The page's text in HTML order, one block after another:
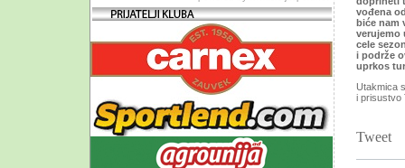
vođena
biće nam
verujemo
cele
i podrže
uprkos
Utakmica
i prisustvo
Tweet